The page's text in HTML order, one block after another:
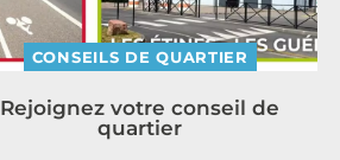
CONSEILS DE QUARTIER
Rejoignez votre conseil de
quartier